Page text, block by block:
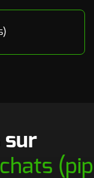
sur